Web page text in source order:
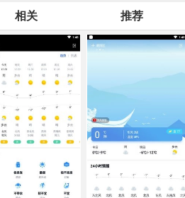
电子图书
441款应用
移动办公
184款应用
金融理财
54款应用
媒体影音
603款应用
健康医疗
53款应用
ai工具
336款应用
相关 推荐